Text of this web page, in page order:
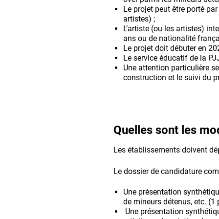
Le projet peut être porté
artistes) ;
L’artiste (ou les artistes)
ans ou de nationalité
Le projet doit débuter en
Le service éducatif de la
Une attention particulière
construction et le suivi du
Quelles sont les
Les établissements doivent
Le dossier de candidature
Une présentation
de mineurs détenus, etc.
Une présentation